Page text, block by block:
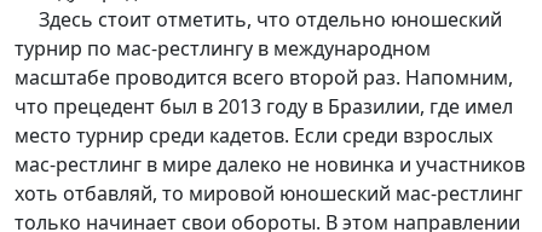
Здесь стоит отметить, что отдельно юношеский
турнир по мас-рестлингу в международном
масштабе проводится всего второй раз. Напомним,
что прецедент был в 2013 году в Бразилии, где имел
место турнир среди кадетов. Если среди взрослых
мас-рестлинг в мире далеко не новинка и участников
хоть отбавляй, то мировой юношеский мас-рестлинг
только начинает свои обороты. В этом направлении